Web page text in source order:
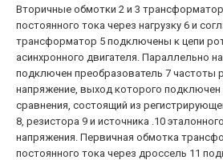
Вторичные обмотки 2 и 3
постоянного тока через нагрузку 6 и
трансформатор 5 подключены к цепи
асинхронного двигателя. Параллельно
подключен преобразователь 7 частоты р
напряжение, выход которого подключен
сравнения, состоящий из
8, резистора 9 и источника .10 эталонного
напряжения. Первичная обмотка
постоянного тока через дроссель 11